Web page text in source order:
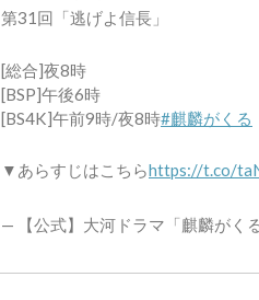
第31回「逃げよ信長」
[総合]夜8時
[BSP]午後6時
[BS4K]午前9時/夜8時#麒麟がくる
▼あらすじはこちらhttps://t.co/
— 【公式】大河ドラマ「麒麟がく